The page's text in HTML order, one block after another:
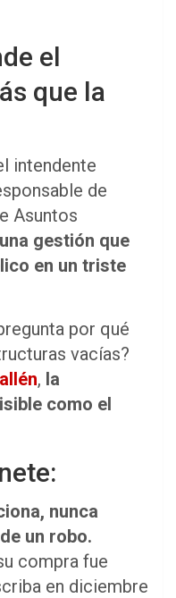
el
que la
intendente
de
Asuntos
gestión que
en un triste
por qué
vacías?
, la
como el
nunca
un robo.
compra fue
en diciembre